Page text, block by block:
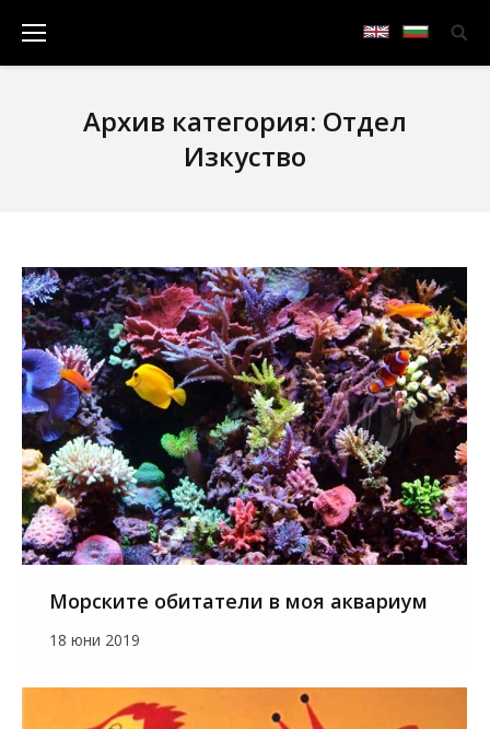
Архив категория: Отдел
Изкуство
Морските обитатели в моя аквариум
18 юни 2019